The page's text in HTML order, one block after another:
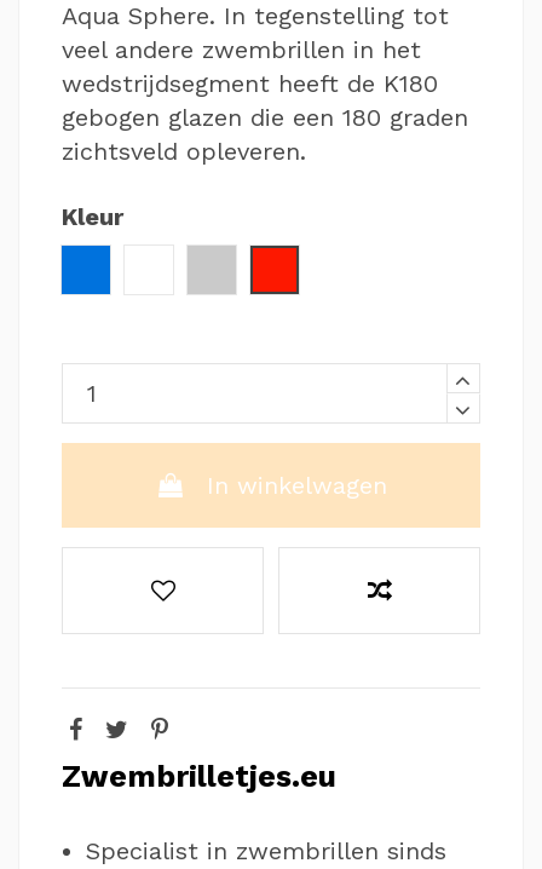
Aqua Sphere. In tegenstelling tot
veel andere zwembrillen in het
wedstrijdsegment heeft de K180
gebogen glazen die een 180 graden
zichtsveld opleveren.
Kleur
In winkelwagen
Zwembrilletjes.eu
Specialist in zwembrillen sinds